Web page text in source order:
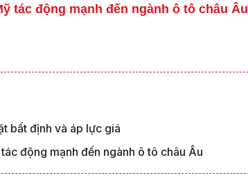
tác động mạnh đến ngành ô tô châu Âu
bất định và áp lực giá
động mạnh đến ngành ô tô châu Âu